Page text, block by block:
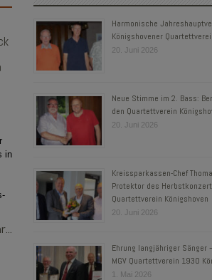
in
Harmonische
Königshovener
20. Juni 2026
Neue Stimme im 2. Bass:
den Quartettverein
20. Juni 2026
Kreissparkassen-Chef
Protektor des
Quartettverein Königshoven
20. Juni 2026
Ehrung langjähriger Sänger
MGV Quartettverein 1930
1. Mai 2026